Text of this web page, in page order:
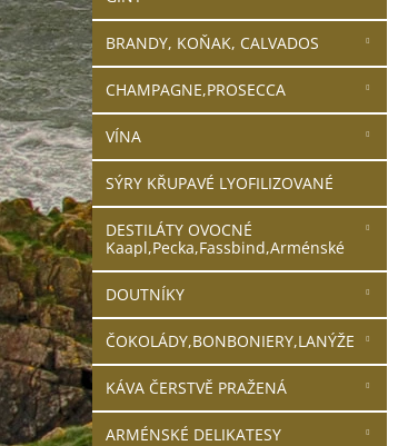
n
e
l
BRANDY, KOŇAK, CALVADOS
CHAMPAGNE,PROSECCA
VÍNA
SÝRY KŘUPAVÉ LYOFILIZOVANÉ
DESTILÁTY OVOCNÉ
Kaapl,Pecka,Fassbind,Arménské
DOUTNÍKY
ČOKOLÁDY,BONBONIERY,LANÝŽE
KÁVA ČERSTVĚ PRAŽENÁ
ARMÉNSKÉ DELIKATESY